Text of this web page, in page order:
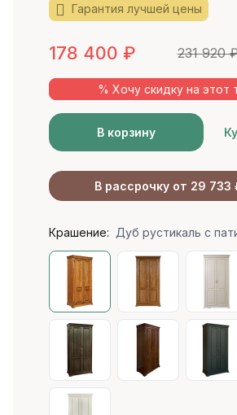
Гарантия лучшей цены
178 400 ₽ 231 920
% Хочу скидку на этот
В корзину
В рассрочку от 29 733
Крашение: Дуб рустикаль с